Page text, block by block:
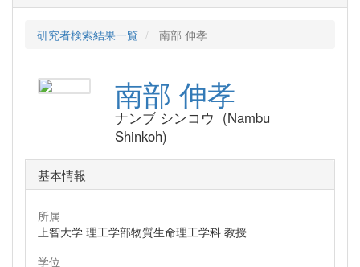
研究者検索結果一覧 南部 伸孝
南部 伸孝
ナンブ シンコウ (Nambu
Shinkoh)
基本情報
所属
上智大学 理工学部物質生命理工学科 教授
学位